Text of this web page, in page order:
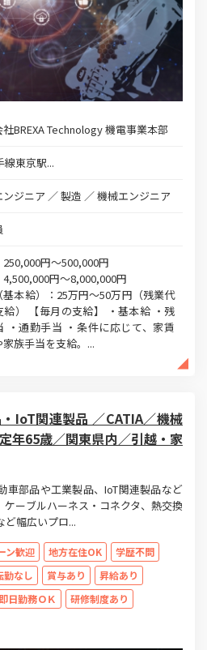
社BREXA Technology 機電事業本部
線東京駅...
ジニア 製造 機械エンジニア
250,000円～500,000円
円～8,000,000円
基本給）：25万円〜50万円（残業代
給） 【毎月の支給】 ・基本給 ・残
・通勤手当 ・条件に応じて、家賃
族手当を支給。...
IoT関連製品 ／CATIA／機械
年65歳／関東県内／引越・家
車部品や工業製品、IoT関連製品など
ーブルハーネス・コネクタ、熱交換
ど幅広いプロ...
ン歓迎 地方在住OK
学歴不問
勤なし 賞与あり
昇給あり
即日勤務ＯＫ
研修制度あり